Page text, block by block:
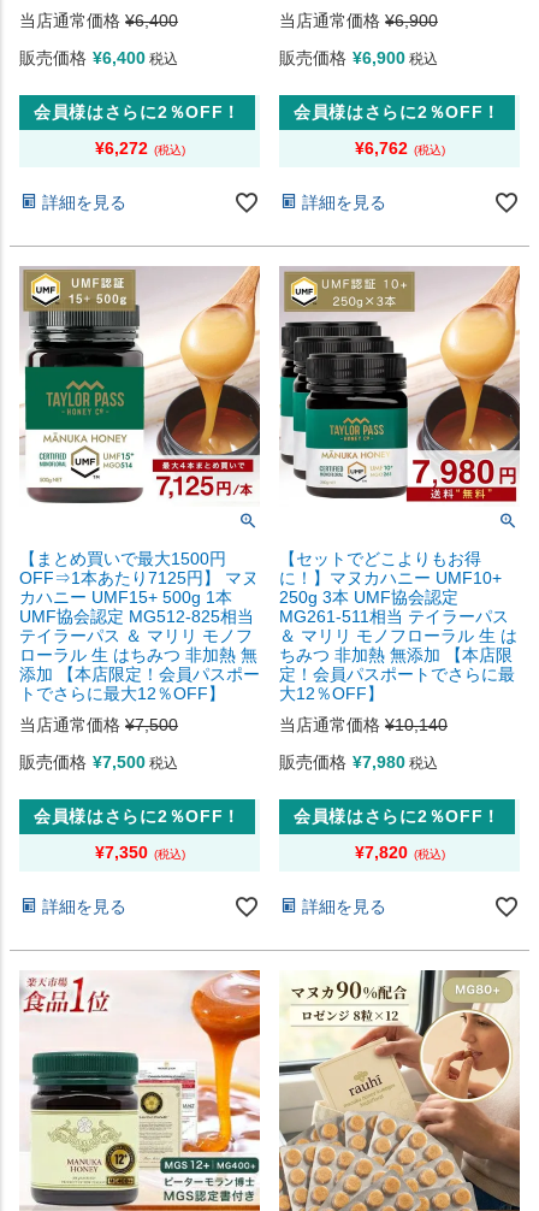
当店通常価格 ¥6,400
販売価格 ¥6,400 税込
会員様はさらに2％OFF！
¥6,272
詳細を見る
当店通常価格 ¥6,900
販売価格 ¥6,900 税込
会員様はさらに2％OFF！
¥6,762
詳細を見る
【まとめ買いで最大1500円
OFF⇒1本あたり7125円】 マヌ
カハニー UMF15+ 500g 1本
UMF協会認定 MG512-825相当
テイラーパス ＆ マリリ モノフ
ローラル 生 はちみつ 非加熱 無
添加 【本店限定！会員パスポー
トでさらに最大12％OFF】
当店通常価格 ¥7,500
販売価格 ¥7,500 税込
会員様はさらに2％OFF！
¥7,350
詳細を見る
【セットでどこよりもお得
に！】マヌカハニー UMF10+
250g 3本 UMF協会認定
MG261-511相当 テイラーパス
＆ マリリ モノフローラル 生 は
ちみつ 非加熱 無添加 【本店限
定！会員パスポートでさらに最
大12％OFF】
当店通常価格 ¥10,140
販売価格 ¥7,980 税込
会員様はさらに2％OFF！
¥7,820
詳細を見る